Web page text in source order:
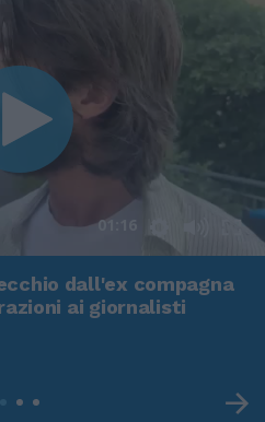
01:16
dall'ex compagna
ai giornalisti